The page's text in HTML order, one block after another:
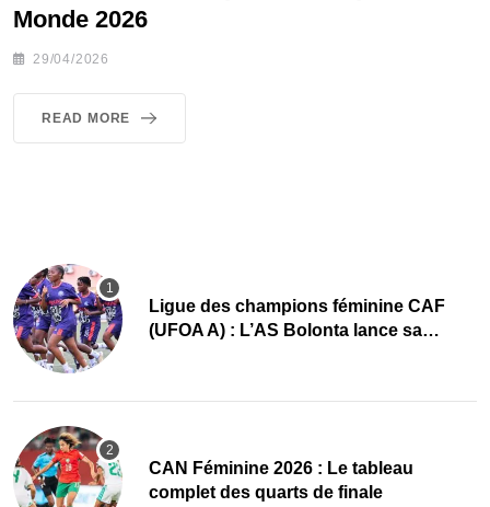
Monde 2026
29/04/2026
READ MORE
Ligue des champions féminine CAF
(UFOA A) : L’AS Bolonta lance sa
CAN Féminine 2026 : Le tableau
complet des quarts de finale